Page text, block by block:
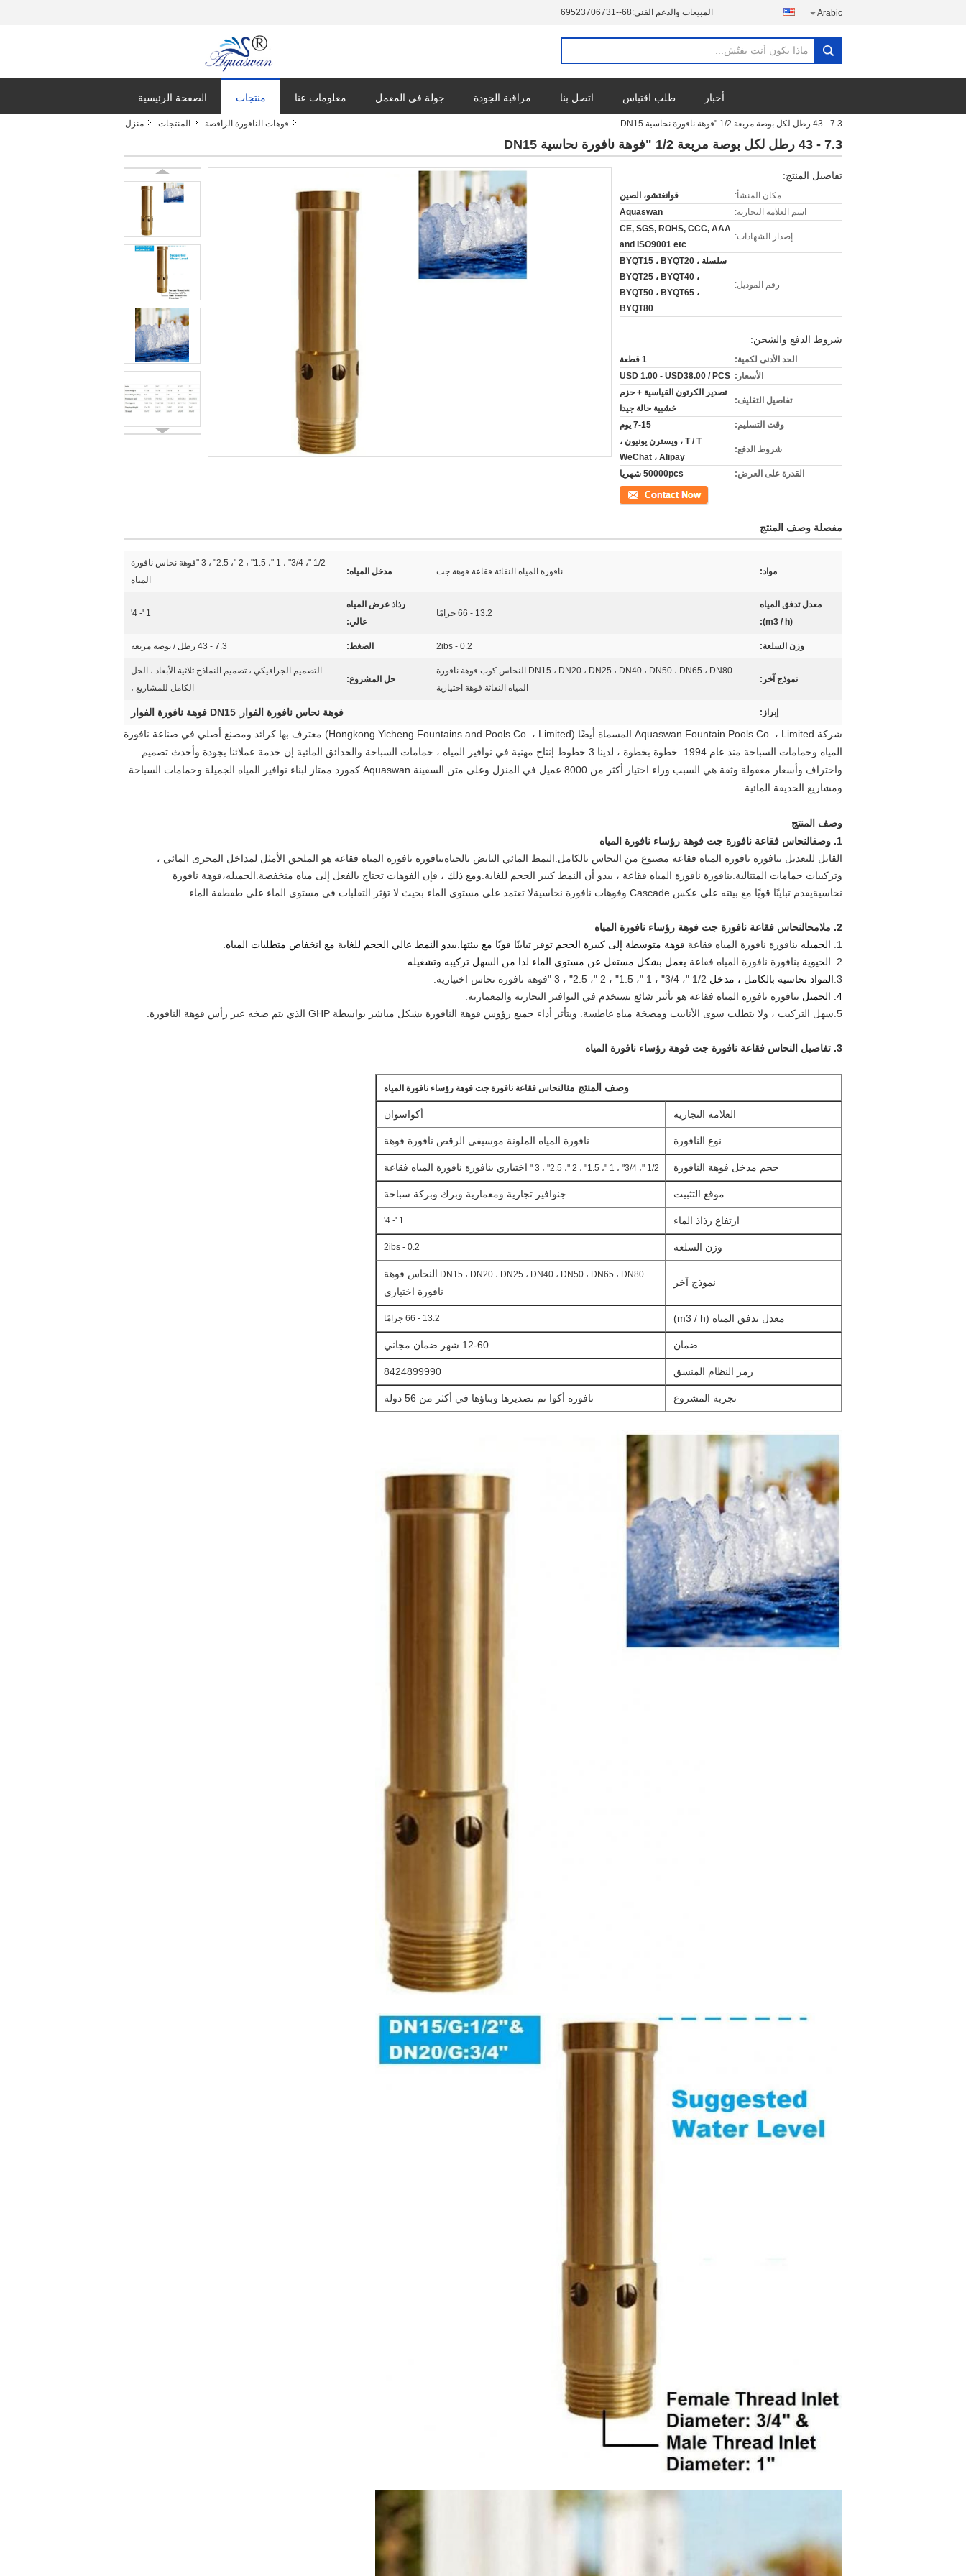
المبيعات والدعم الفنى:86--13760732596 Arabic
الصفحة الرئيسية منتجات معلومات عنا جولة في المعمل مراقبة الجودة اتصل بنا طلب اقتباس أخبار
منزل المنتجات فوهات النافورة الراقصة 7.3 - 43 رطل لكل بوصة مربعة 1/2 "فوهة نافورة نحاسية DN15
7.3 - 43 رطل لكل بوصة مربعة 1/2 "فوهة نافورة نحاسية DN15
تفاصيل المنتج:
مكان المنشأ:
قوانغتشو، الصين
اسم العلامة التجارية:
Aquaswan
إصدار الشهادات:
CE, SGS, ROHS, CCC, AAA
and ISO9001 etc
رقم الموديل:
سلسلة BYQT15 ، BYQT20 ،
BYQT25 ، BYQT40 ،
BYQT50 ، BYQT65 ،
BYQT80
شروط الدفع والشحن:
الحد الأدنى لكمية:
1 قطعة
الأسعار: USD 1.00 - USD38.00 / PCS
تفاصيل التغليف:
تصدير الكرتون القياسية + حزم
خشبية حالة جيدا
وقت التسليم:
7-15 يوم
شروط الدفع:
T / T ، ويسترن يونيون ،
WeChat ، Alipay
القدرة على العرض:
50000pcs شهريا
اتصل
مفصلة وصف المنتج
مواد: نافورة المياه النفاثة فقاعة فوهة جت مدخل المياه:
1/2 "، 3/4" ، 1 "، 1.5" ، 2 "، 2.5" ، 3 "فوهة نحاس نافورة
المياه
معدل تدفق المياه
(m3 / h):
13.2 - 66 جرامًا
رذاذ عرض المياه
عالي:
1 '- 4'
وزن السلعة: 0.2 - 2ibs الضغط: 7.3 - 43 رطل / بوصة مربعة
نموذج آخر:
DN15 ، DN20 ، DN25 ، DN40 ، DN50 ، DN65 ، DN80 النحاس كوب فوهة نافورة
المياه النفاثة فوهة اختيارية
حل المشروع:
التصميم الجرافيكي ، تصميم النماذج ثلاثية الأبعاد ، الحل
الكامل للمشاريع ،
إبراز: فوهة نحاس نافورة الفوار , DN15 فوهة نافورة الفوار
شركة Aquaswan Fountain Pools Co. ، Limited المسماة أيضًا (Hongkong Yicheng Fountains and Pools Co. ، Limited) معترف بها كرائد ومصنع أصلي في صناعة نافورة
المياه وحمامات السباحة منذ عام 1994. خطوة بخطوة ، لدينا 3 خطوط إنتاج مهنية في نوافير المياه ، حمامات السباحة والحدائق المائية.إن خدمة عملائنا بجودة وأحدث تصميم
واحتراف وأسعار معقولة وثقة هي السبب وراء اختيار أكثر من 8000 عميل في المنزل وعلى متن السفينة Aquaswan كمورد ممتاز لبناء نوافير المياه الجميلة وحمامات السباحة
ومشاريع الحديقة المائية.
وصف المنتج
1. وصف
النحاس فقاعة نافورة جت فوهة رؤساء نافورة المياه
القابل للتعديل بنافورة نافورة المياه فقاعة مصنوع من النحاس بالكامل.النمط المائي النابض بالحياةبنافورة نافورة المياه فقاعة هو الملحق الأمثل لمداخل المجرى المائي ،
وتركيبات حمامات المتتالية. بنافورة نافورة المياه فقاعة ، يبدو أن النمط كبير الحجم للغاية.ومع ذلك ، فإن الفوهات تحتاج بالفعل إلى مياه منخفضة.الجميله،فوهة نافورة
نحاسيةيقدم تباينًا قويًا مع بيئته.على عكس Cascade و فوهات نافورة نحاسيةلا تعتمد على مستوى الماء بحيث لا تؤثر التقلبات في مستوى الماء على طقطقة الماء
2. ملامح
النحاس فقاعة نافورة جت فوهة رؤساء نافورة المياه
1.
الجميله بنافورة نافورة المياه فقاعة فوهة متوسطة إلى كبيرة الحجم توفر تباينًا قويًا مع بيئتها.يبدو النمط عالي الحجم للغاية مع انخفاض متطلبات المياه.
2.
الحيوية بنافورة نافورة المياه فقاعة يعمل بشكل مستقل عن مستوى الماء لذا من السهل تركيبه وتشغيله
3. المواد نحاسية بالكامل ، مدخل 1/2 "، 3/4" ، 1 "، 1.5" ، 2 "، 2.5" ، 3 "
فوهة نافورة نحاس اختيارية.
4. الجميل
بنافورة نافورة المياه فقاعة هو تأثير شائع يستخدم في النوافير التجارية والمعمارية.
5. سهل التركيب ، ولا يتطلب سوى الأنابيب ومضخة مياه غاطسة. ويتأثر أداء جميع رؤوس فوهة النافورة بشكل مباشر بواسطة GHP الذي يتم ضخه عبر رأس فوهة النافورة.
3. تفاصيل النحاس فقاعة نافورة جت فوهة رؤساء نافورة المياه
وصف المنتج منالنحاس فقاعة نافورة جت فوهة رؤساء نافورة المياه
العلامة التجارية أكواسوان
نوع النافورة نافورة المياه الملونة موسيقى الرقص نافورة فوهة
حجم مدخل فوهة النافورة 1/2 "، 3/4" ، 1 "، 1.5" ، 2 "، 2.5" ، 3 " اختياري بنافورة نافورة المياه فقاعة
موقع التثبيت جنوافير تجارية ومعمارية وبرك وبركة سباحة
ارتفاع رذاذ الماء 1 '- 4'
وزن السلعة 0.2 - 2ibs
نموذج آخر
DN15 ، DN20 ، DN25 ، DN40 ، DN50 ، DN65 ، DN80 النحاس فوهة
نافورة اختياري
معدل تدفق المياه (m3 / h) 13.2 - 66 جرامًا
ضمان 12-60 شهر ضمان مجاني
رمز النظام المنسق 8424899990
تجربة المشروع نافورة أكوا تم تصديرها وبناؤها في أكثر من 56 دولة